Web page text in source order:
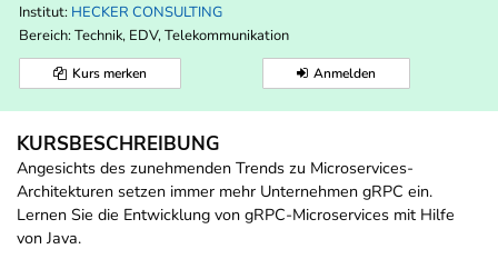
Institut: HECKER CONSULTING
Bereich: Technik, EDV, Telekommunikation
Kurs merken Anmelden
KURSBESCHREIBUNG
Angesichts des zunehmenden Trends zu Microservices-
Architekturen setzen immer mehr Unternehmen gRPC ein.
Lernen Sie die Entwicklung von gRPC-Microservices mit Hilfe
von Java.